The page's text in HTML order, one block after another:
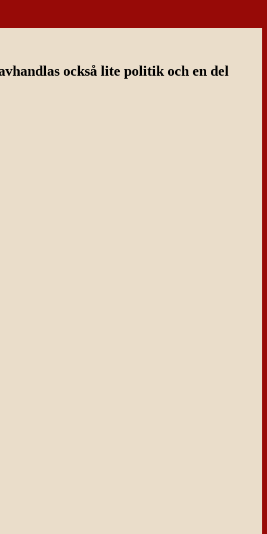
också lite politik och en del